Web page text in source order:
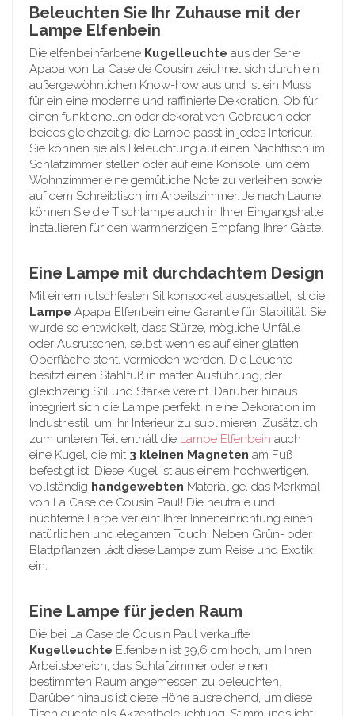
Beleuchten Sie Ihr Zuhause mit der
Lampe Elfenbein
Die elfenbeinfarbene Kugelleuchte aus der Serie
Apaoa von La Case de Cousin zeichnet sich durch ein
außergewöhnlichen Know-how aus und ist ein Muss
für ein eine moderne und raffinierte Dekoration. Ob für
einen funktionellen oder dekorativen Gebrauch oder
beides gleichzeitig, die Lampe passt in jedes Interieur.
Sie können sie als Beleuchtung auf einen Nachttisch im
Schlafzimmer stellen oder auf eine Konsole, um dem
Wohnzimmer eine gemütliche Note zu verleihen sowie
auf dem Schreibtisch im Arbeitszimmer. Je nach Laune
können Sie die Tischlampe auch in Ihrer Eingangshalle
installieren für den warmherzigen Empfang Ihrer Gäste.
Eine Lampe mit durchdachtem Design
Mit einem rutschfesten Silikonsockel ausgestattet, ist die
Lampe Apapa Elfenbein eine Garantie für Stabilität. Sie
wurde so entwickelt, dass Stürze, mögliche Unfälle
oder Ausrutschen, selbst wenn es auf einer glatten
Oberfläche steht, vermieden werden. Die Leuchte
besitzt einen Stahlfuß in matter Ausführung, der
gleichzeitig Stil und Stärke vereint. Darüber hinaus
integriert sich die Lampe perfekt in eine Dekoration im
Industriestil, um Ihr Interieur zu sublimieren. Zusätzlich
zum unteren Teil enthält die Lampe Elfenbein auch
eine Kugel, die mit 3 kleinen Magneten am Fuß
befestigt ist. Diese Kugel ist aus einem hochwertigen,
vollständig handgewebten Material ge, das Merkmal
von La Case de Cousin Paul! Die neutrale und
nüchterne Farbe verleiht Ihrer Inneneinrichtung einen
natürlichen und eleganten Touch. Neben Grün- oder
Blattpflanzen lädt diese Lampe zum Reise und Exotik
ein.
Eine Lampe für jeden Raum
Die bei La Case de Cousin Paul verkaufte
Kugelleuchte Elfenbein ist 39,6 cm hoch, um Ihren
Arbeitsbereich, das Schlafzimmer oder einen
bestimmten Raum angemessen zu beleuchten.
Darüber hinaus ist diese Höhe ausreichend, um diese